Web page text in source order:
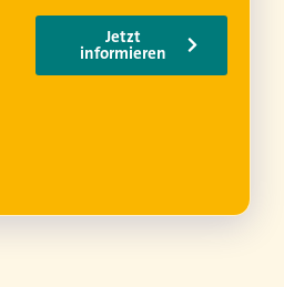
Jetzt
informieren